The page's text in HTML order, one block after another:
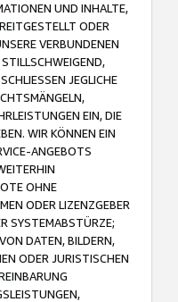
UND INHALTE,
ODER
VERBUNDENEN
JEGLICHE
EIN, DIE
WIR KÖNNEN EIN
ANGEBOTS
OHNE
ODER LIZENZGEBER
SYSTEMABSTÜRZE;
DATEN, BILDERN,
ODER JURISTISCHEN